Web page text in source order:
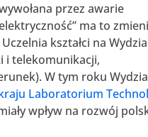
przez awarie
ma to
kształci na
i telekomunikacji,
W tym roku
Laboratorium
wpływ na rozwój